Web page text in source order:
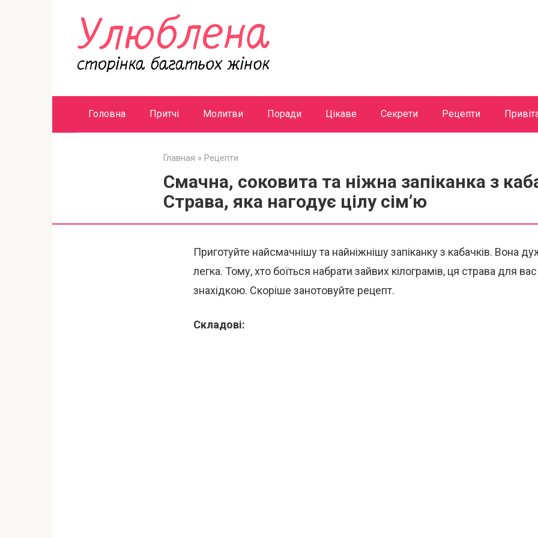
Головна Притчі Молитви Поради Цікаве Секрети Рецепти
Главная » Рецепти
Смачна, соковита та ніжна запіканка з
Страва, яка нагодує цілу сім’ю
Приготуйте найсмачнішу та найніжнішу запіканку з кабачків. Вона
легка. Тому, хто боїться набрати зайвих кілограмів, ця страва для
знахідкою. Скоріше занотовуйте рецепт.
Складові: